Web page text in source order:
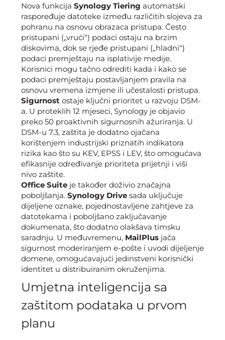
Nova funkcija Synology Tiering automatski
raspoređuje datoteke između različitih slojeva za
pohranu na osnovu obrazaca pristupa. Često
pristupani („vrući“) podaci ostaju na brzim
diskovima, dok se rjeđe pristupani („hladni“)
podaci premještaju na isplativije medije.
Korisnici mogu tačno odrediti kada i kako se
podaci premještaju postavljanjem pravila na
osnovu vremena izmjene ili učestalosti pristupa.
Sigurnost ostaje ključni prioritet u razvoju DSM-
a. U proteklih 12 mjeseci, Synology je objavio
preko 50 proaktivnih sigurnosnih ažuriranja. U
DSM-u 7.3, zaštita je dodatno ojačana
korištenjem industrijski priznatih indikatora
rizika kao što su KEV, EPSS i LEV, što omogućava
efikasnije određivanje prioriteta prijetnji i viši
nivo zaštite.
Office Suite je također doživio značajna
poboljšanja. Synology Drive sada uključuje
dijeljene oznake, pojednostavljene zahtjeve za
datotekama i poboljšano zaključavanje
dokumenata, što dodatno olakšava timsku
saradnju. U međuvremenu, MailPlus jača
sigurnost moderiranjem e-pošte i uvodi dijeljenje
domene, omogućavajući jedinstveni korisnički
identitet u distribuiranim okruženjima.
Umjetna inteligencija sa
zaštitom podataka u prvom
planu